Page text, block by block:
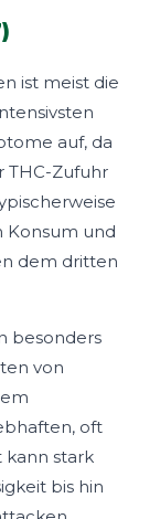
ist meist die
auf, da
THC-Zufuhr
Konsum und
dem dritten
besonders
von
oft
kann stark
bis hin